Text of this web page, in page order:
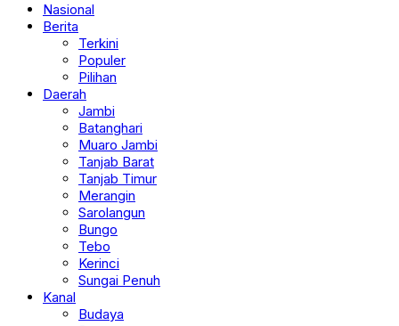
Nasional
Berita
Terkini
Populer
Pilihan
Daerah
Jambi
Batanghari
Muaro Jambi
Tanjab Barat
Tanjab Timur
Merangin
Sarolangun
Bungo
Tebo
Kerinci
Sungai Penuh
Kanal
Budaya